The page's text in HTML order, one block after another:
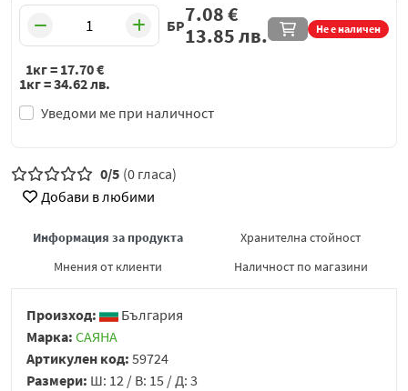
БР Не е наличен
Уведоми ме при наличност
7.08€
13.85лв.
1кг = 17.70€
1кг =34.62лв.
0/5 (0 гласа)
Добави в любими
Информация за продукта
Хранителна стойност
Мнения от клиенти
Наличност по магазини
Произход:
България
Марка: САЯНА
Артикулен код: 59724
Размери: Ш: 12 / В: 15 / Д: 3